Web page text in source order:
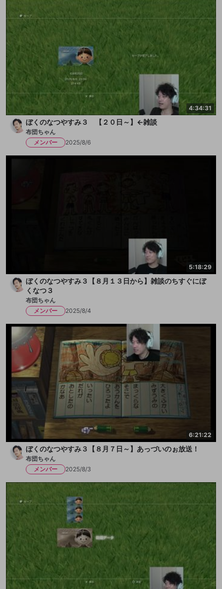
4:34:31
ぼくのなつやすみ３ 【２０日～】←雑談
布団ちゃん
メンバー
2025/8/6
5:18:29
ぼくのなつやすみ３【８月１３日から】雑談のちすぐにぼ
くなつ３
布団ちゃん
メンバー
2025/8/4
6:21:22
ぼくのなつやすみ３【８月７日～】あっづいのぉ放送！
布団ちゃん
メンバー
2025/8/3